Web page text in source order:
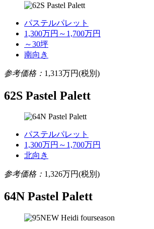
パステルパレット
1,300万円～1,700万円
～30坪
南向き
参考価格： 1,313万円(税別)
62S Pastel Palett
パステルパレット
1,300万円～1,700万円
北向き
参考価格： 1,326万円(税別)
64N Pastel Palett